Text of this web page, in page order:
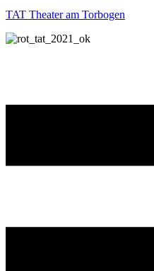
TAT Theater am Torbogen